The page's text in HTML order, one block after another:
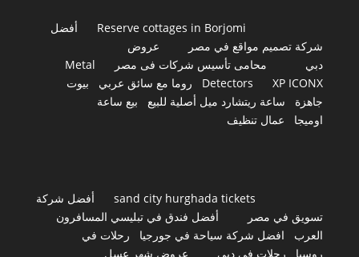
Reserve cottages in Borjomi
أفضل
شركة تصميم مواقع في مصر
عروض
دبي
محامى تأسيس شركات فى مصر
Metal
Detectors
XP ICONX روما مع سائق عربي
بيوت
جاهزة
ساعة ريتشارد ميل أصلية للبيع
بيع ساعة
اوميجا
عمال تنظيف
sand city hurghada tickets
أفضل شركة
تسويق في مصر
أفضل فندق في تبليسي المسافرون
العرب
افضل شركة سياحة في جورجيا
رحلات في
روسيا
رحلات في دبي عروض شهر عسل